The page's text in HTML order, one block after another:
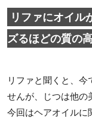
リファにオイル
ズるほどの質の
リファと聞くと、今
せんが、じつは他の
今回はヘアオイルに